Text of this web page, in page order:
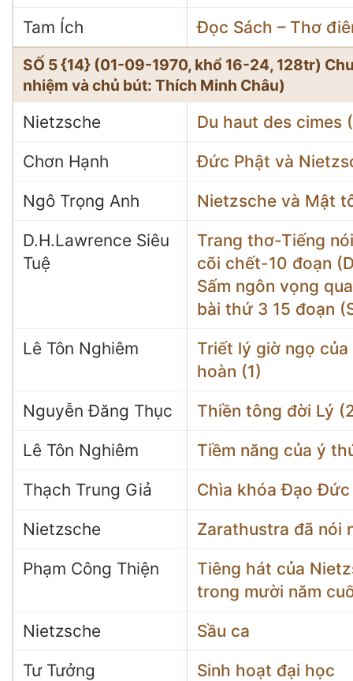
Tam Ích
Đọc Sách – Thơ
SỐ 5 {14} (01-09-1970, khổ 16-24, 128tr)
nhiệm và chủ bút: Thích Minh Châu)
Nietzsche
Du haut des cimes
Chơn Hạnh
Đức Phật và
Ngô Trọng Anh
Nietzsche và Mật
D.H.Lawrence Siêu
Tuệ
Trang thơ-Tiếng
cõi chết-10 đoạn
Sấm ngôn vọng
bài thứ 3 15 đoạn
Lê Tôn Nghiêm
Triết lý giờ ngọ
hoàn (1)
Nguyễn Đăng Thục
Thiền tông đời Lý
Lê Tôn Nghiêm
Tiềm năng của ý
Thạch Trung Giả
Chìa khóa Đạo
Nietzsche
Zarathustra đã nói
Phạm Công Thiện
Tiêng hát của
trong mười năm
Nietzsche
Sầu ca
Tư Tưởng
Sinh hoạt đại học